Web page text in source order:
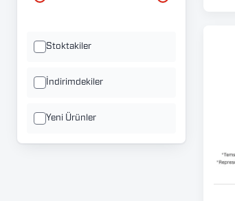
Stoktakiler
İndirimdekiler
Yeni Ürünler